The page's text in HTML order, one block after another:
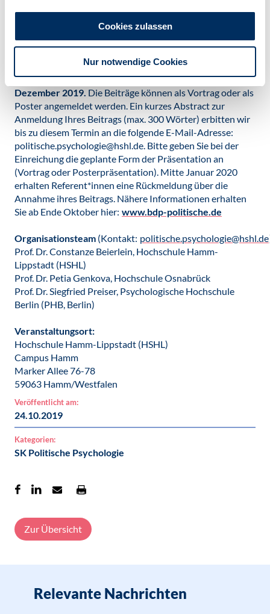
Cookies zulassen
Nur notwendige Cookies
Workshop-Kongresse zur Politischen Psychologie fort. Es
ist beabsichtigt, die Beiträge der Zeitschrift Politische
Psychologie/Journal of Political Psychology (peer-
Deadline für die Einsendung von Beiträgen ist der 20.
Dezember 2019. Die Beiträge können als Vortrag oder als
Poster angemeldet werden. Ein kurzes Abstract zur
Anmeldung Ihres Beitrags (max. 300 Wörter) erbitten wir
bis zu diesem Termin an die folgende E-Mail-Adresse:
politische.psychologie@hshl.de. Bitte geben Sie bei der
Einreichung die geplante Form der Präsentation an
(Vortrag oder Posterpräsentation). Mitte Januar 2020
erhalten Referent*innen eine Rückmeldung über die
Annahme ihres Beitrags. Nähere Informationen erhalten
Sie ab Ende Oktober hier: www.bdp-politische.de
Organisationsteam (Kontakt: politische.psychologie@hshl.de
Prof. Dr. Constanze Beierlein, Hochschule Hamm-
Lippstadt (HSHL)
Prof. Dr. Petia Genkova, Hochschule Osnabrück
Prof. Dr. Siegfried Preiser, Psychologische Hochschule
Berlin (PHB, Berlin)
Veranstaltungsort:
Hochschule Hamm-Lippstadt (HSHL)
Campus Hamm
Marker Allee 76-78
59063 Hamm/Westfalen
Veröffentlicht am:
24.10.2019
Kategorien:
SK Politische Psychologie
Zur Übersicht
Relevante Nachrichten